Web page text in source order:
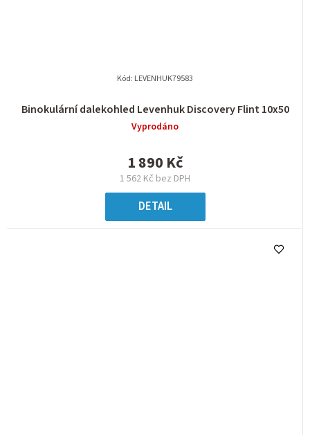
Binokulární dalekohled Levenhuk Discovery Flint 10x50
Vyprodáno
1 562 Kč bez DPH
1 890 Kč
DETAIL
Kód: LEVENHUK79583